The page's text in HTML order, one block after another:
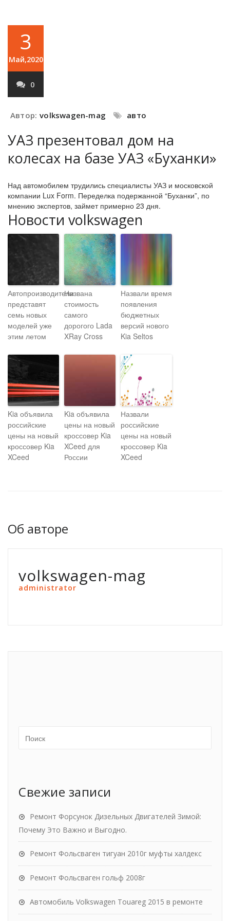
3
Май,2020
0
Автор: volkswagen-mag авто
УАЗ презентовал дом на
колесах на базе УАЗ «Буханки»
Над автомобилем трудились специалисты УАЗ и московской
компании Lux Form. Переделка подержанной “Буханки”, по
мнению экспертов, займет примерно 23 дня.
Новости volkswagen
Автопроизводители
представят
семь новых
моделей уже
этим летом
Названа
стоимость
самого
дорогого Lada
XRay Cross
Назвали время
появления
бюджетных
версий нового
Kia Seltos
Kia объявила
российские
цены на новый
кроссовер Kia
XCeed
Kia объявила
цены на новый
кроссовер Kia
XCeed для
России
Назвали
российские
цены на новый
кроссовер Kia
XCeed
Об авторе
volkswagen-mag
administrator
Свежие записи
Ремонт Форсунок Дизельных Двигателей Зимой:
Почему Это Важно и Выгодно.
Ремонт Фольсваген тигуан 2010г муфты халдекс
Ремонт Фольсваген гольф 2008г
Автомобиль Volkswagen Touareg 2015 в ремонте